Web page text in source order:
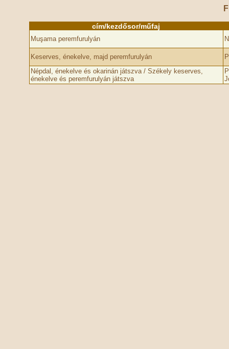
cím/kezdősor/műfaj
Muşama peremfurulyán
Keserves, énekelve, majd peremfurulyán
Népdal, énekelve és okarinán játszva / Székely keserves,
énekelve és peremfurulyán játszva